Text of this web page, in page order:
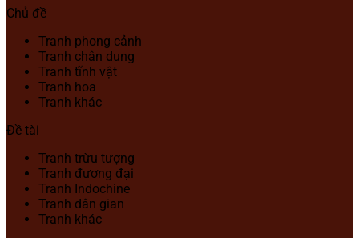
Chủ đề
Tranh phong cảnh
Tranh chân dung
Tranh tĩnh vật
Tranh hoa
Tranh khác
Đề tài
Tranh trừu tượng
Tranh đương đại
Tranh Indochine
Tranh dân gian
Tranh khác